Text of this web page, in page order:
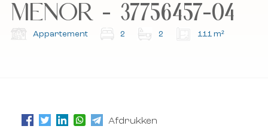
Abonneer u op onze nieuwsbrief.
Abonneer u op onze nieuwsbrief.
MENOR - 37756457-04
Appartement 2 2 111 m²
Afdrukken